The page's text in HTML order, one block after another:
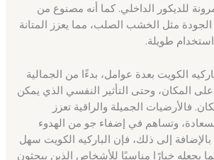
للديكور الداخلي. كما أنه مصنوع من
مثل الخشب الصلب، مما يعزز المتانة
طويلة.
الكويت بعدة عوامل، بدءًا من الجمالية
على المكان، وحتى التأثير النفسي الذي يمكن
فالأرضيات الجميلة والراقية تعزز
وتساهم في إضفاء جو من الهدوء
بالإضافة إلى ذلك، فإن الباركيه الكويت سهل
يجعله خيارًا مناسبًا للأشخاص الذين يبحثون